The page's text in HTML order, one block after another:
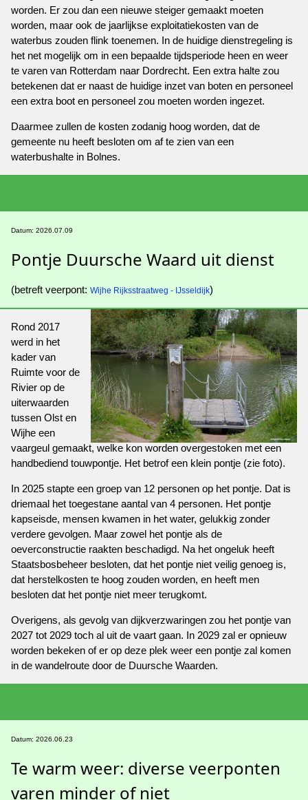
worden. Er zou dan een nieuwe steiger gemaakt moeten
worden, maar ook de jaarlijkse exploitatiekosten van de
waterbus zouden flink toenemen. In de huidige dienstregeling is
het net mogelijk om in een bepaalde tijdsperiode heen en weer
te varen van Rotterdam naar Dordrecht. Een extra halte zou
betekenen dat er naast de huidige inzet van boten en personeel
een extra boot en personeel zou moeten worden ingezet.
Daarmee zullen de kosten zodanig hoog worden, dat de
gemeente nu heeft besloten om af te zien van een
waterbushalte in Bolnes.
Datum: 2026.07.09
Pontje Duursche Waard uit dienst
(betreft veerpont: Wijhe Rijksstraatweg - IJsseldijk)
Rond 2017
werd in het
kader van
Ruimte voor de
Rivier op de
uiterwaarden
tussen Olst en
Wijhe een
vaargeul gemaakt, welke kon worden overgestoken met een
handbediend touwpontje. Het betrof een klein pontje (zie foto).
In 2025 stapte een groep van 12 personen op het pontje. Dat is
driemaal het toegestane aantal van 4 personen. Het pontje
kapseisde, mensen kwamen in het water, gelukkig zonder
verdere gevolgen. Maar zowel het pontje als de
oeverconstructie raakten beschadigd. Na het ongeluk heeft
Staatsbosbeheer besloten, dat het pontje niet veilig genoeg is,
dat herstelkosten te hoog zouden worden, en heeft men
besloten dat het pontje niet meer terugkomt.
Overigens, als gevolg van dijkverzwaringen zou het pontje van
2027 tot 2029 toch al uit de vaart gaan. In 2029 zal er opnieuw
worden bekeken of er op deze plek weer een pontje zal komen
in de wandelroute door de Duursche Waarden.
Datum: 2026.06.23
Te warm weer: diverse veerponten
varen minder of niet